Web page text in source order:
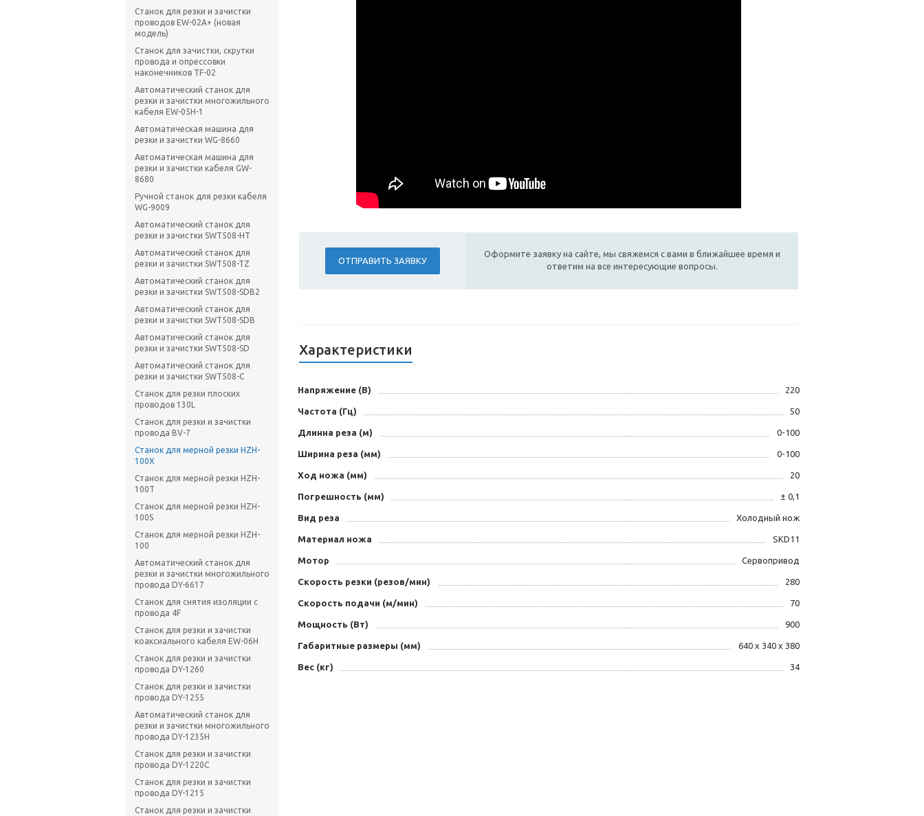
Станок для резки и зачистки
проводов EW-02A+ (новая
модель)
Станок для зачистки, скрутки
провода и опрессовки
наконечников TF-02
Автоматический станок для
резки и зачистки многожильного
кабеля EW-05H-1
Автоматическая машина для
резки и зачистки WG-8660
Автоматическая машина для
резки и зачистки кабеля GW-
8680
Ручной станок для резки кабеля
WG-9009
Автоматический станок для
резки и зачистки SWT508-HT
Автоматический станок для
резки и зачистки SWT508-TZ
Автоматический станок для
резки и зачистки SWT508-SDB2
Автоматический станок для
резки и зачистки SWT508-SDB
Автоматический станок для
резки и зачистки SWT508-SD
Автоматический станок для
резки и зачистки SWT508-C
Станок для резки плоских
проводов 130L
Станок для резки и зачистки
провода BV-7
Станок для мерной резки HZH-
100X
Станок для мерной резки HZH-
100T
Станок для мерной резки HZH-
100S
Станок для мерной резки HZH-
100
Автоматический станок для
резки и зачистки многожильного
провода DY-6617
Станок для снятия изоляции с
провода 4F
Станок для резки и зачистки
коаксиального кабеля EW-06H
Станок для резки и зачистки
провода DY-1260
Станок для резки и зачистки
провода DY-1255
Автоматический станок для
резки и зачистки многожильного
провода DY-1235H
Станок для резки и зачистки
провода DY-1220C
Станок для резки и зачистки
провода DY-1215
Станок для резки и зачистки
ОТПРАВИТЬ ЗАЯВКУ
Оформите заявку на сайте, мы свяжемся с вами в ближайшее время и
ответим на все интересующие вопросы.
Характеристики
Напряжение (В) 220
Частота (Гц) 50
Длинна реза (м) 0-100
Ширина реза (мм) 0-100
Ход ножа (мм) 20
Погрешность (мм) ± 0,1
Вид реза Холодный нож
Материал ножа SKD11
Мотор Сервопривод
Скорость резки (резов/мин) 280
Скорость подачи (м/мин) 70
Мощность (Вт) 900
Габаритные размеры (мм) 640 х 340 х 380
Вес (кг) 34